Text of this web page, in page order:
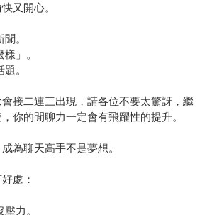
又開心。
。
」。
。
接二連三出現，請各位不要太驚訝，繼
你的閒聊力一定會有飛躍性的提升。
為聊天高手不是夢想。
處：
力。